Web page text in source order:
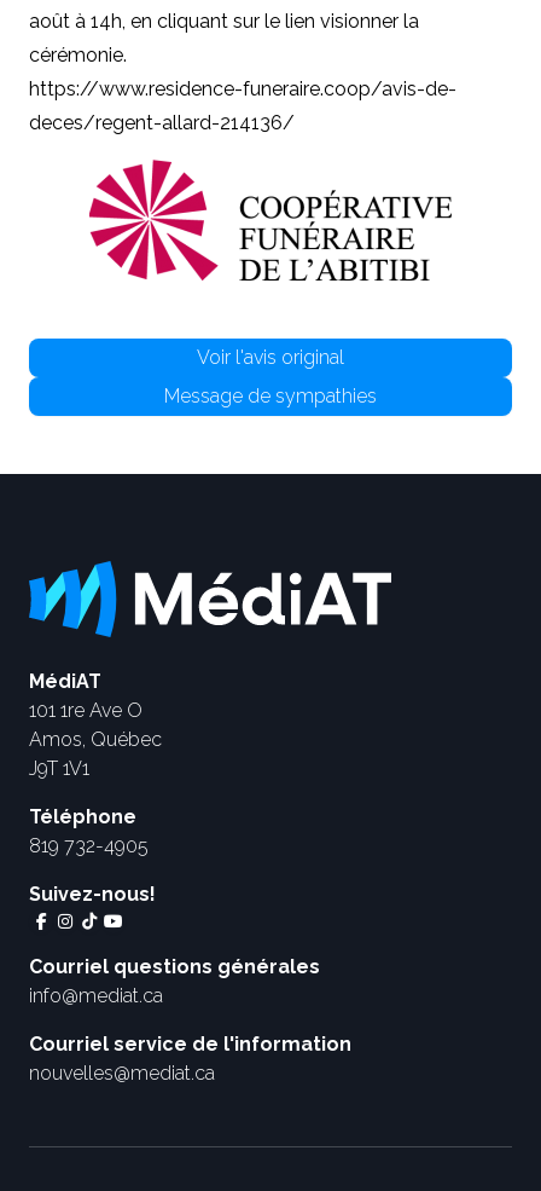
août à 14h, en cliquant sur le lien visionner la
cérémonie.
https://www.residence-funeraire.coop/avis-de-
deces/regent-allard-214136/
Voir l'avis original
Message de sympathies
MédiAT
101 1re Ave O
Amos, Québec
J9T 1V1
Téléphone
819 732-4905
Suivez-nous!
Courriel questions générales
info@mediat.ca
Courriel service de l'information
nouvelles@mediat.ca